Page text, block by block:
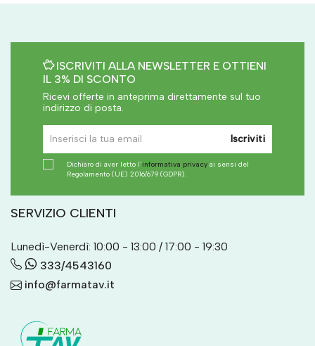
ISCRIVITI ALLA NEWSLETTER E OTTIENI
IL 3% DI SCONTO
Ricevi offerte in anteprima direttamente sul tuo
indirizzo di posta.
Iscriviti
Dichiaro di aver letto l'informativa privacy ai sensi del
Regolamento (UE) 2016/679 (GDPR).
SERVIZIO CLIENTI
Lunedì-Venerdì: 10:00 - 13:00 / 17:00 - 19:30
333/4543160
info@farmatav.it